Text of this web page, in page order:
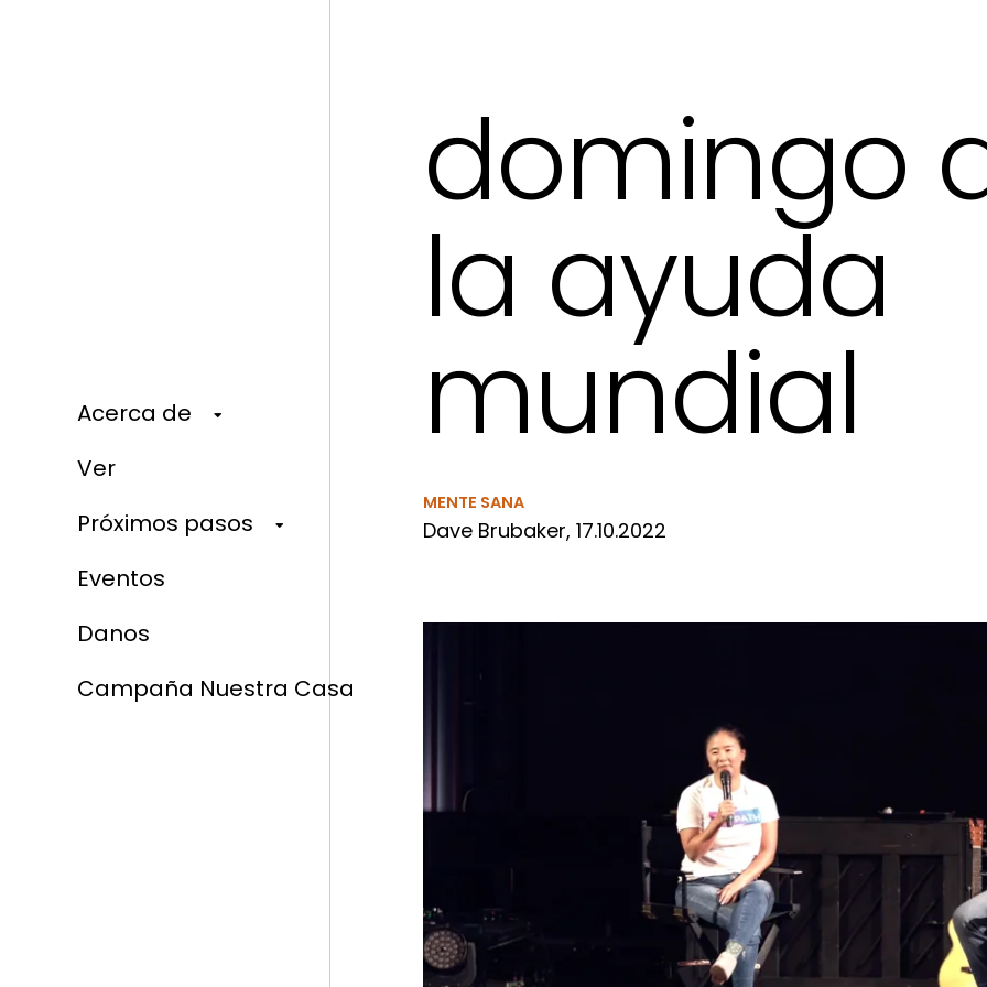
Acerca de
Ver
Próximos pasos
Eventos
Danos
Campaña Nuestra Casa
domingo
la ayuda
mundial
MENTE SANA
Dave Brubaker, 17.10.2022